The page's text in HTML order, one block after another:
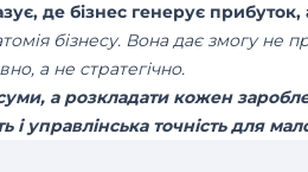
де бізнес генерує
бізнесу. Вона дає змогу не
а не стратегічно.
а розкладати кожен
управлінська точність для